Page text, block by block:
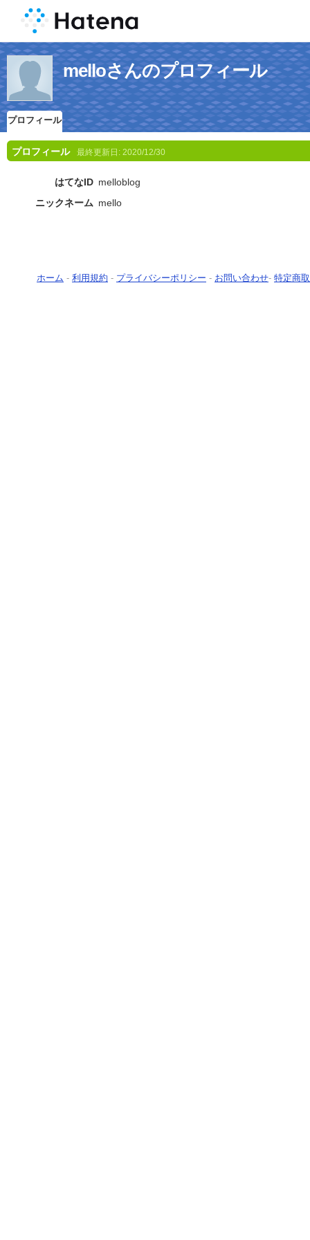
melloさんのプロフィール
プロフィール
プロフィール 最終更新日: 2020/12/30
はてなID melloblog
ニックネーム mello
ホーム - 利用規約 - プライバシーポリシー - お問い合わせ- 特定商